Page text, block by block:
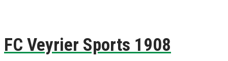
FC Veyrier Sports 1908